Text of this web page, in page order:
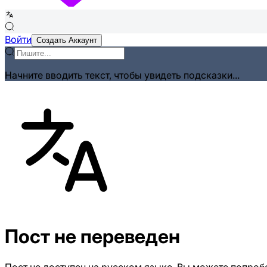
Войти Создать Аккаунт
Начните вводить текст, чтобы увидеть подсказки...
Пост не переведен